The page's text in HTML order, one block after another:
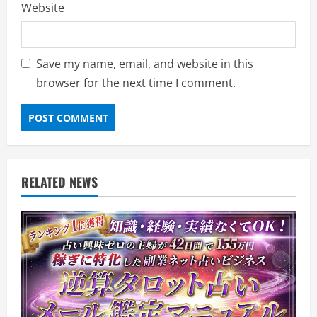
Website
Save my name, email, and website in this
browser for the next time I comment.
RELATED NEWS